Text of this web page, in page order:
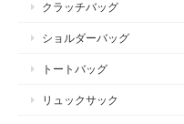
クラッチバッグ
ショルダーバッグ
トートバッグ
リュックサック